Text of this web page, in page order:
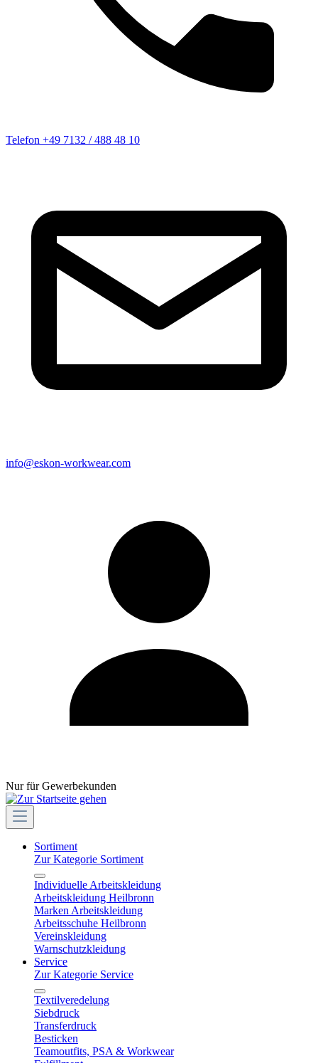
Telefon +49 7132 / 488 48 10
info@eskon-workwear.com
Nur für Gewerbekunden
Sortiment
Zur Kategorie Sortiment
Individuelle Arbeitskleidung
Arbeitskleidung Heilbronn
Marken Arbeitskleidung
Arbeitsschuhe Heilbronn
Vereinskleidung
Warnschutzkleidung
Service
Zur Kategorie Service
Textilveredelung
Siebdruck
Transferdruck
Besticken
Teamoutfits, PSA & Workwear